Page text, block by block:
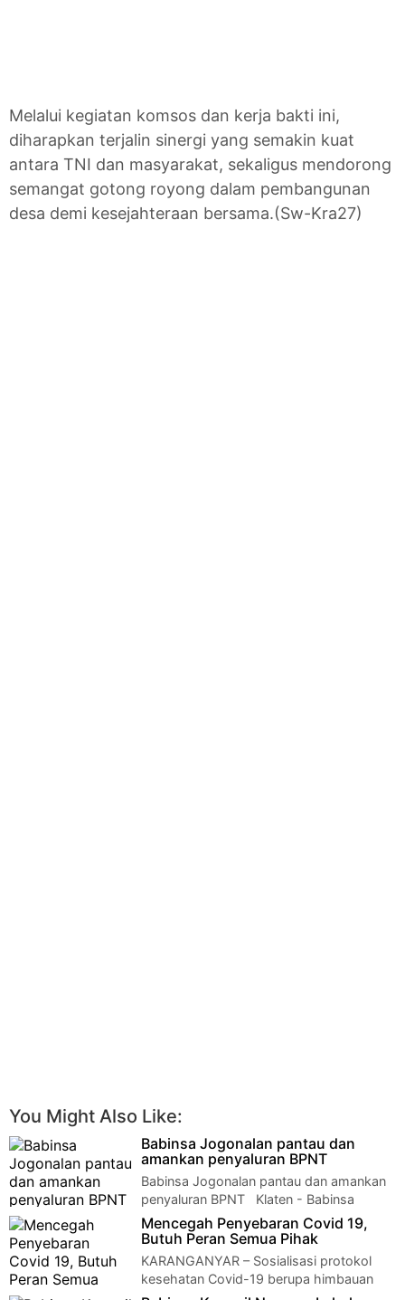
Melalui kegiatan komsos dan kerja bakti ini,
diharapkan terjalin sinergi yang semakin kuat
antara TNI dan masyarakat, sekaligus mendorong
semangat gotong royong dalam pembangunan
desa demi kesejahteraan bersama.(Sw-Kra27)
You Might Also Like:
Babinsa Jogonalan pantau dan
amankan penyaluran BPNT
Babinsa Jogonalan pantau dan amankan
penyaluran BPNT Klaten - Babinsa
02/Jogonalan Kodim 0723/Klaten Sertu Cho…
Mencegah Penyebaran Covid 19,
Butuh Peran Semua Pihak
KARANGANYAR – Sosialisasi protokol
kesehatan Covid-19 berupa himbauan
Memakai masker, Mencuci tangan pakai sabun dan air…